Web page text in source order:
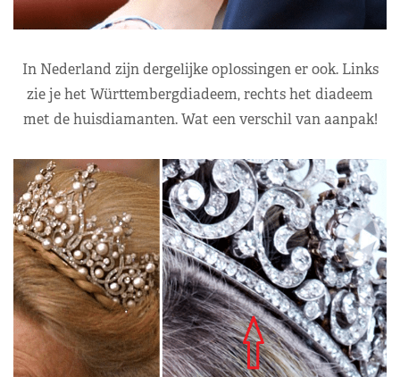
In Nederland zijn dergelijke oplossingen er ook. Links
zie je het Württembergdiadeem, rechts het diadeem
met de huisdiamanten. Wat een verschil van aanpak!